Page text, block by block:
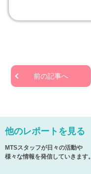
前の記事へ
他のレポートを見る
MTSスタッフが日々の活動や
様々な情報を発信していきます。